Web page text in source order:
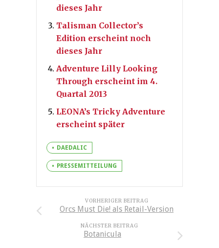
dieses Jahr
Talisman Collector’s
Edition erscheint noch
dieses Jahr
Adventure Lilly Looking
Through erscheint im 4.
Quartal 2013
LEONA’s Tricky Adventure
erscheint später
DAEDALIC
PRESSEMITTEILUNG
VORHERIGER BEITRAG
Orcs Must Die! als Retail-Version
NÄCHSTER BEITRAG
Botanicula